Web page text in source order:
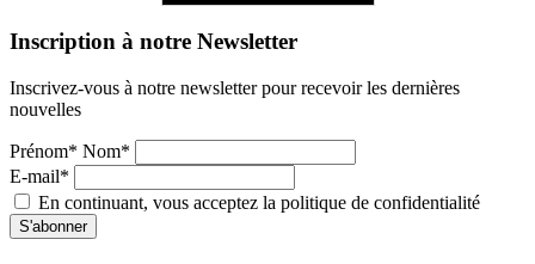
Inscription à notre Newsletter
Inscrivez-vous à notre newsletter pour recevoir les dernières
nouvelles
Prénom* Nom*
E-mail*
En continuant, vous acceptez la politique de confidentialité